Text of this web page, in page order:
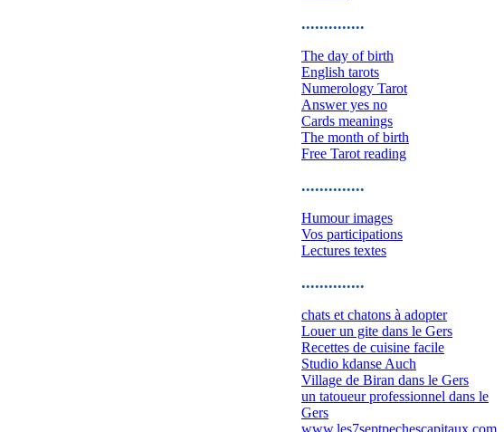
..............
The day of birth
English tarots
Numerology Tarot
Answer yes no
Cards meanings
The month of birth
Free Tarot reading
..............
Humour images
Vos participations
Lectures textes
..............
chats et chatons à adopter
Louer un gite dans le Gers
Recettes de cuisine facile
Studio kdanse Auch
Village de Biran dans le Gers
un tatoueur professionnel dans le
Gers
www.les7septpechescapitaux.com